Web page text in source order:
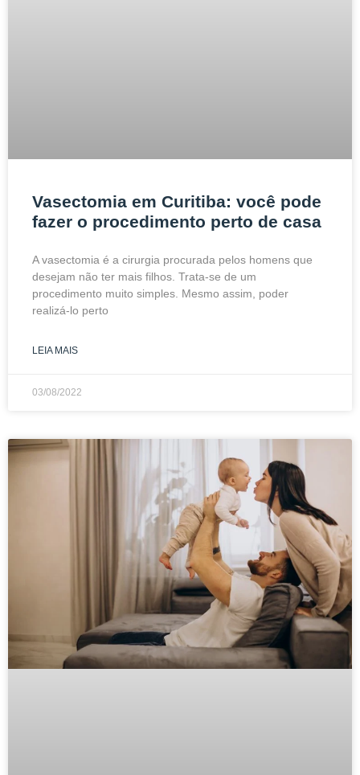
Vasectomia em Curitiba: você pode
fazer o procedimento perto de casa
A vasectomia é a cirurgia procurada pelos homens que
desejam não ter mais filhos. Trata-se de um
procedimento muito simples. Mesmo assim, poder
realizá-lo perto
LEIA MAIS
03/08/2022